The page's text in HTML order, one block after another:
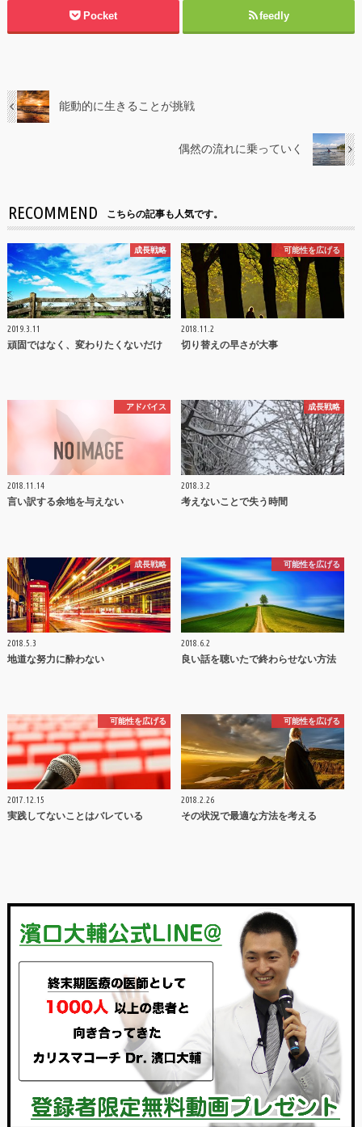
Pocket feedly
能動的に生きることが挑戦
偶然の流れに乗っていく
RECOMMEND こちらの記事も人気です。
成長戦略
2019.3.11
頑固ではなく、変わりたくないだけ
可能性を広げる
2018.11.2
切り替えの早さが大事
アドバイス
2018.11.14
言い訳する余地を与えない
成長戦略
2018.3.2
考えないことで失う時間
成長戦略
2018.5.3
地道な努力に酔わない
可能性を広げる
2018.6.2
良い話を聴いたで終わらせない方法
可能性を広げる
2017.12.15
実践してないことはバレている
可能性を広げる
2018.2.26
その状況で最適な方法を考える